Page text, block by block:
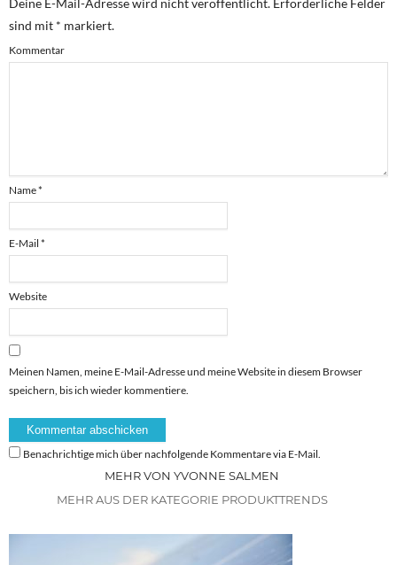
Deine E-Mail-Adresse wird nicht veröffentlicht. Erforderliche Felder
sind mit * markiert.
Kommentar
Name*
E-Mail *
Website
Meinen Namen, meine E-Mail-Adresse und meine Website in diesem Browser
speichern, bis ich wieder kommentiere.
Benachrichtige mich über nachfolgende Kommentare via E-Mail.
MEHR VON YVONNE SALMEN
MEHR AUS DER KATEGORIE PRODUKTTRENDS